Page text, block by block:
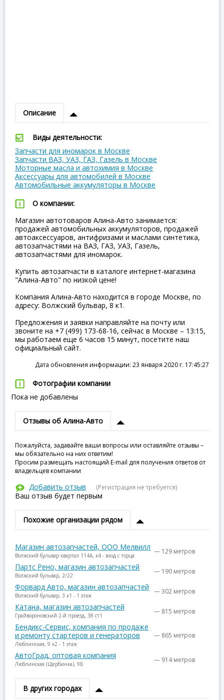
Описание
Виды деятельности:
Запчасти для иномарок в Москве
Запчасти ВАЗ, УАЗ, ГАЗ, Газель в Москве
Моторные масла и автохимия в Москве
Аксессуары для автомобилей в Москве
Автомобильные аккумуляторы в Москве
О компании:
Магазин автотоваров Алина-Авто занимается:
продажей автомобильных аккумуляторов, продажей
автоаксессуаров, антифризами и маслами синтетика,
автозапчастями на ВАЗ, ГАЗ, УАЗ, Газель,
автозапчастями для иномарок.
Купить автозапчасти в каталоге интернет-магазина
"Алина-Авто" по низкой цене!
Компания Алина-Авто находится в городе Москве, по
адресу: Волжский бульвар, 8 к1.
Предложения и заявки направляйте на почту или
звоните на +7 (499) 173-68-16, сейчас в Москве – 13:15,
мы работаем еще 6 часов 15 минут, посетите наш
официальный сайт.
Дата обновления информации: 23 января 2020 г. 17:45:27
Фотографии компании
Пока не добавлены
Отзывы об Алина-Авто
Пожалуйста, задавайте ваши вопросы или оставляйте отзывы –
мы обязательно на них ответим!
Просим размещать настоящий E-mail для получения ответов от
владельцев компании
Добавить отзыв (Регистрация не требуется)
Ваш отзыв будет первым
Похожие организации рядом
Магазин автозапчастей, ООО Мелвилл
Волжский бульвар квартал 114А, к4 - вход с торца — 129 метров
Партс Рено, магазин автозапчастей
Волжский бульвар, 2/22 — 190 метров
Форвард Авто, магазин автозапчастей
Волжский бульвар, 3 к1 - 1 этаж — 302 метров
Катана, магазин автозапчастей
Грайвороновский 2-й проезд, 38 ст1 — 815 метров
Бендикс-Сервис, компания по продаже
и ремонту стартеров и генераторов
Люблинская, 9 к2 - 1 этаж
— 865 метров
АвтоГрад, оптовая компания
Люблинская (Щербинка), 9Б — 914 метров
В других городах